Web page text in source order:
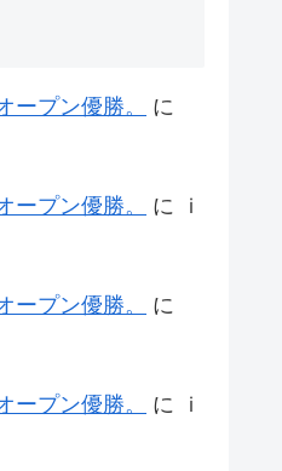
ープン優勝。
に
ープン優勝。 に
ｉ
ープン優勝。
に
ープン優勝。 に
ｉ